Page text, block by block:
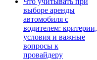
выборе аренды
автомобиля с
водителем: критерии,
условия и важные
вопросы к
провайдеру